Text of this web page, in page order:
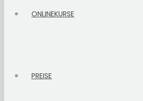
ONLINEKURSE
PREISE